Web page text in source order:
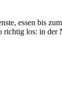
essen bis
richtig los: in